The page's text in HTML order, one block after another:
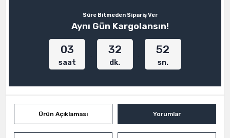
Süre Bitmeden Sipariş Ver
Aynı Gün Kargolansın!
03
saat
32
dk.
52
sn.
Ürün Açıklaması Yorumlar